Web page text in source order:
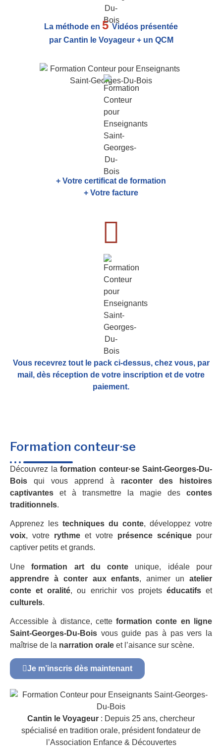
La méthode en 5Vidéos présentée
par Cantin le Voyageur + un QCM
+ Votre certificat de formation
+ Votre facture
Vous recevrez tout le pack ci-dessus, chez vous, par
mail, dès réception de votre inscription et de votre
paiement.
Formation conteur·se
Découvrez la formation conteur·se Saint-Georges-Du-
Bois qui vous apprend à raconter des histoires
captivantes et à transmettre la magie des contes
traditionnels.
Apprenez les techniques du conte, développez votre
voix, votre rythme et votre présence scénique pour
captiver petits et grands.
Uneformation art du conte unique, idéale pour
apprendre à conter aux enfants, animer unatelier
conte et oralité, ou enrichir vos projets éducatifset
culturels.
Accessible à distance, cetteformation conte en ligne
Saint-Georges-Du-Bois vous guide pas à pas vers la
maîtrise de la narration orale et l’aisance sur scène.
Je m’inscris dès maintenant
Cantin le Voyageur : Depuis 25 ans, chercheur
spécialisé en tradition orale, président fondateur de
l’Association Enfance & Découvertes